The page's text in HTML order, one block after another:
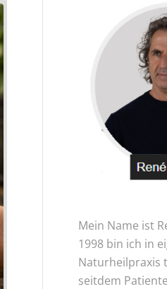
Mein Name ist
1998 bin ich in
Naturheilpraxis
seitdem